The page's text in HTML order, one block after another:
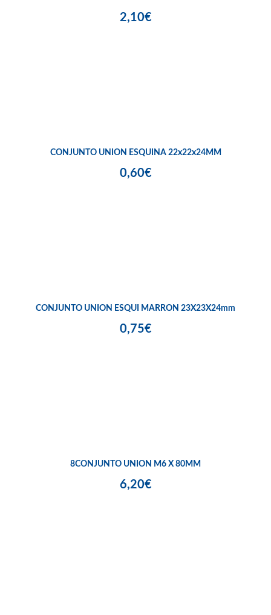
2,10€
CONJUNTO UNION ESQUINA 22x22x24MM
0,60€
CONJUNTO UNION ESQUI MARRON 23X23X24mm
0,75€
8CONJUNTO UNION M6 X 80MM
6,20€